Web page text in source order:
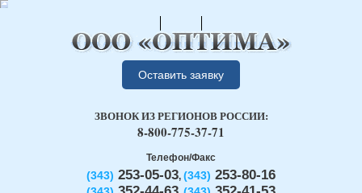
Оставить заявку
Телефон/Факс
(343) 253-05-03, (343) 253-80-16
ЗВОНОК ИЗ РЕГИОНОВ РОССИИ:
8-800-775-37-71